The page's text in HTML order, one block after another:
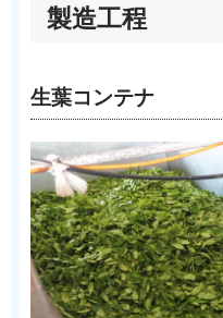
製造工程
生葉コンテナ